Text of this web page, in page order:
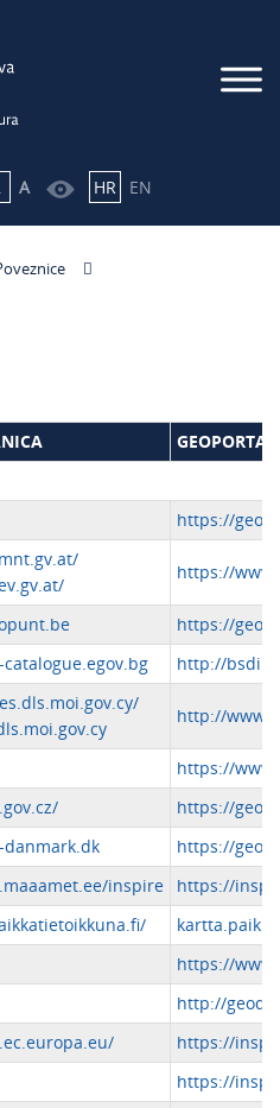
A HR EN
GEOPORTAL
https://
https://
https://
http://
http://
https://
https://
https://
inspire
https://
https://
http://
https://
https://